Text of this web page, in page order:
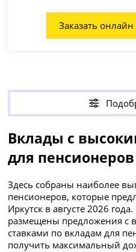
Заказать онлайн
Вклады с
для
Здесь собраны наиболее
пенсионеров, которые
Иркутск в августе 2026
размещены предложения с
ставками по вкладам для
получить максимальный